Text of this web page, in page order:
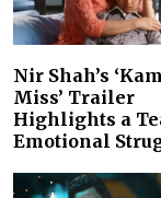
Nir Shah’s
Miss’ Trailer
Highlights a
Emotional